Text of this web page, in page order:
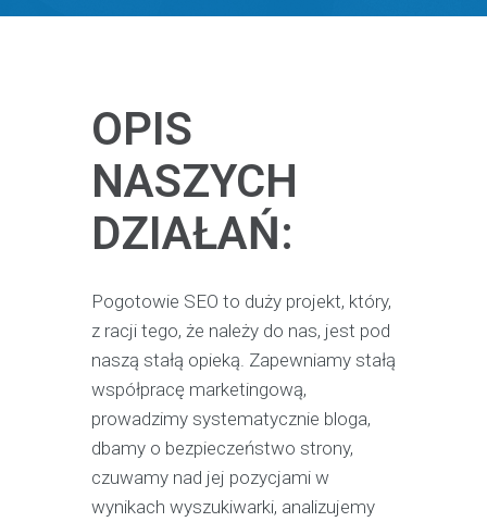
OPIS
NASZYCH
DZIAŁAŃ:
Pogotowie SEO to duży projekt, który,
z racji tego, że należy do nas, jest pod
naszą stałą opieką. Zapewniamy stałą
współpracę marketingową,
prowadzimy systematycznie bloga,
dbamy o bezpieczeństwo strony,
czuwamy nad jej pozycjami w
wynikach wyszukiwarki, analizujemy